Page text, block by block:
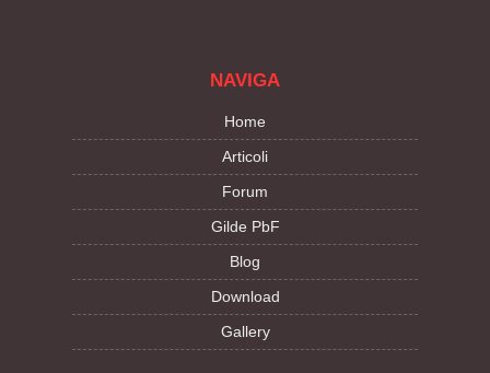
NAVIGA
Home
Articoli
Forum
Gilde PbF
Blog
Download
Gallery